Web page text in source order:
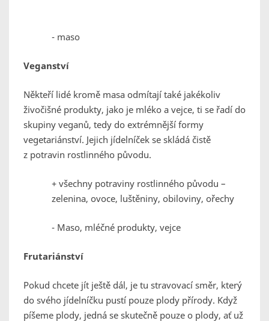
- maso
Veganství
Někteří lidé kromě masa odmítají také jakékoliv
živočišné produkty, jako je mléko a vejce, ti se řadí do
skupiny veganů, tedy do extrémnější formy
vegetariánství. Jejich jídelníček se skládá čistě
z potravin rostlinného původu.
+ všechny potraviny rostlinného původu –
zelenina, ovoce, luštěniny, obiloviny, ořechy
- Maso, mléčné produkty, vejce
Frutariánství
Pokud chcete jít ještě dál, je tu stravovací směr, který
do svého jídelníčku pustí pouze plody přírody. Když
píšeme plody, jedná se skutečně pouze o plody, ať už